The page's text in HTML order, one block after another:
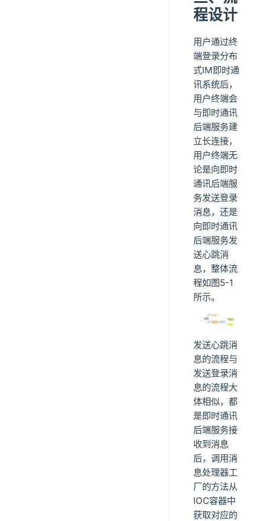
程设计
用户通过终
端登录分布
式IM即时通
讯系统后，
用户终端会
与即时通讯
后端服务建
立长连接，
用户终端无
论是向即时
通讯后端服
务发送登录
消息，还是
向即时通讯
后端服务发
送心跳消
息，整体流
程如图5-1
所示。
发送心跳消
息的流程与
发送登录消
息的流程大
体相似，都
是即时通讯
后端服务接
收到消息
后，调用消
息处理器工
厂的方法从
IOC容器中
获取对应的